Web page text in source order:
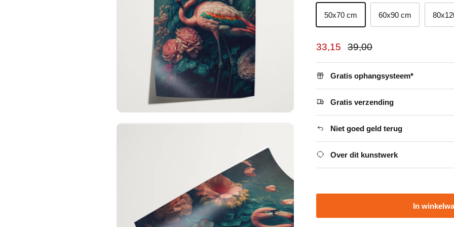
50x70 cm 60x90 cm
Verkoopprijs
33,15 Reguliere prijs
39,00
Gratis ophangsysteem*
Gratis verzending
Niet goed geld terug
Over dit kunstwerk
In